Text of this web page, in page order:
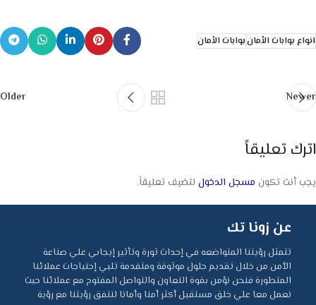
انواع بوابات الأمانبوابات الأمان
Newer
Older
اترك تعليقاً
يجب أنت تكون مسجل الدخول لتضيف تعليقاً.
عن زونا تك
تتمثل رؤيتنا المتواضعه في إحداث ثورة وتأثير إيجابي علي صناعة
الأمن من خلال تقديم حلول موثوقة ومتقدمة تلبي إحتياجات عملائنا
المتطورة فنحن نؤمن بقوة التعاون والتواصل المفتوح مع عملائنا حيث
نعمل معا علي خلق مستقبل أكثر أمنا وأمانا لتتفق رؤيتنا مع رؤية